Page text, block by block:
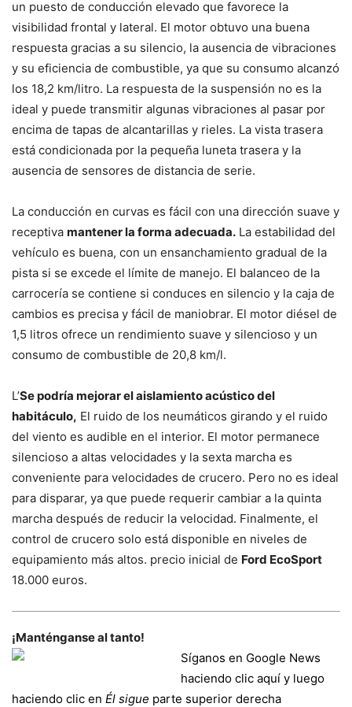
un puesto de conducción elevado que favorece la
visibilidad frontal y lateral. El motor obtuvo una buena
respuesta gracias a su silencio, la ausencia de vibraciones
y su eficiencia de combustible, ya que su consumo alcanzó
los 18,2 km/litro. La respuesta de la suspensión no es la
ideal y puede transmitir algunas vibraciones al pasar por
encima de tapas de alcantarillas y rieles. La vista trasera
está condicionada por la pequeña luneta trasera y la
ausencia de sensores de distancia de serie.
La conducción en curvas es fácil con una dirección suave y
receptiva mantener la forma adecuada. La estabilidad del
vehículo es buena, con un ensanchamiento gradual de la
pista si se excede el límite de manejo. El balanceo de la
carrocería se contiene si conduces en silencio y la caja de
cambios es precisa y fácil de maniobrar. El motor diésel de
1,5 litros ofrece un rendimiento suave y silencioso y un
consumo de combustible de 20,8 km/l.
L’Se podría mejorar el aislamiento acústico del
habitáculo, El ruido de los neumáticos girando y el ruido
del viento es audible en el interior. El motor permanece
silencioso a altas velocidades y la sexta marcha es
conveniente para velocidades de crucero. Pero no es ideal
para disparar, ya que puede requerir cambiar a la quinta
marcha después de reducir la velocidad. Finalmente, el
control de crucero solo está disponible en niveles de
equipamiento más altos. precio inicial de Ford EcoSport
18.000 euros.
¡Manténganse al tanto!
Síganos en Google News
haciendo clic aquí y luego
haciendo clic en Él sigue parte superior derecha